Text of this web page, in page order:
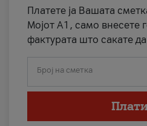
Платете ја Вашата
Мојот А1, само внесете
фактурата што сакате да
Број на сметка